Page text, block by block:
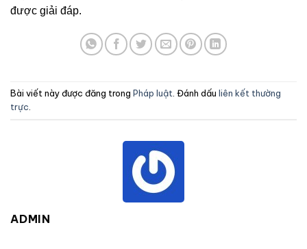
được giải đáp.
Bài viết này được đăng trong Pháp luật . Đánh dấu liên kết thường
trực
ADMIN